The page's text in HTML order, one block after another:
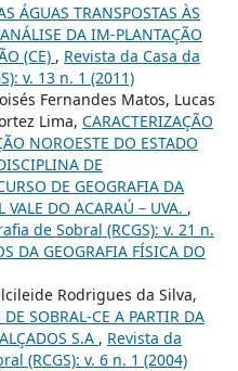
ÁGUAS TRANSPOSTAS ÀS
DA IM-PLANTAÇÃO
(CE) , Revista da Casa da
v. 13 n. 1 (2011)
Fernandes Matos, Lucas
Lima, CARACTERIZAÇÃO
NOROESTE DO ESTADO
DE
DE GEOGRAFIA DA
VALE DO ACARAÚ – UVA. ,
de Sobral (RCGS): v. 21 n.
DA GEOGRAFIA FÍSICA DO
Rodrigues da Silva,
SOBRAL-CE A PARTIR DA
S.A , Revista da
(RCGS): v. 6 n. 1 (2004)